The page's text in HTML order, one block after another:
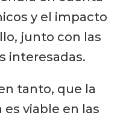
y el impacto
junto con las
interesadas.
tanto, que la
viable en las